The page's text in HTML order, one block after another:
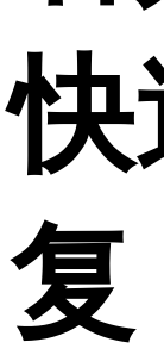
复